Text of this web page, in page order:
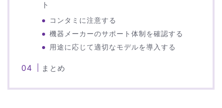
ト
コンタミに注意する
機器メーカーのサポート体制を確認する
用途に応じて適切なモデルを導入する
まとめ